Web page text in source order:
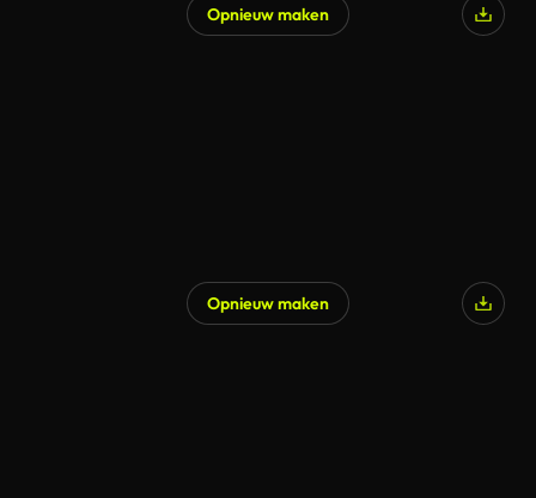
Opnieuw maken
Opnieuw maken